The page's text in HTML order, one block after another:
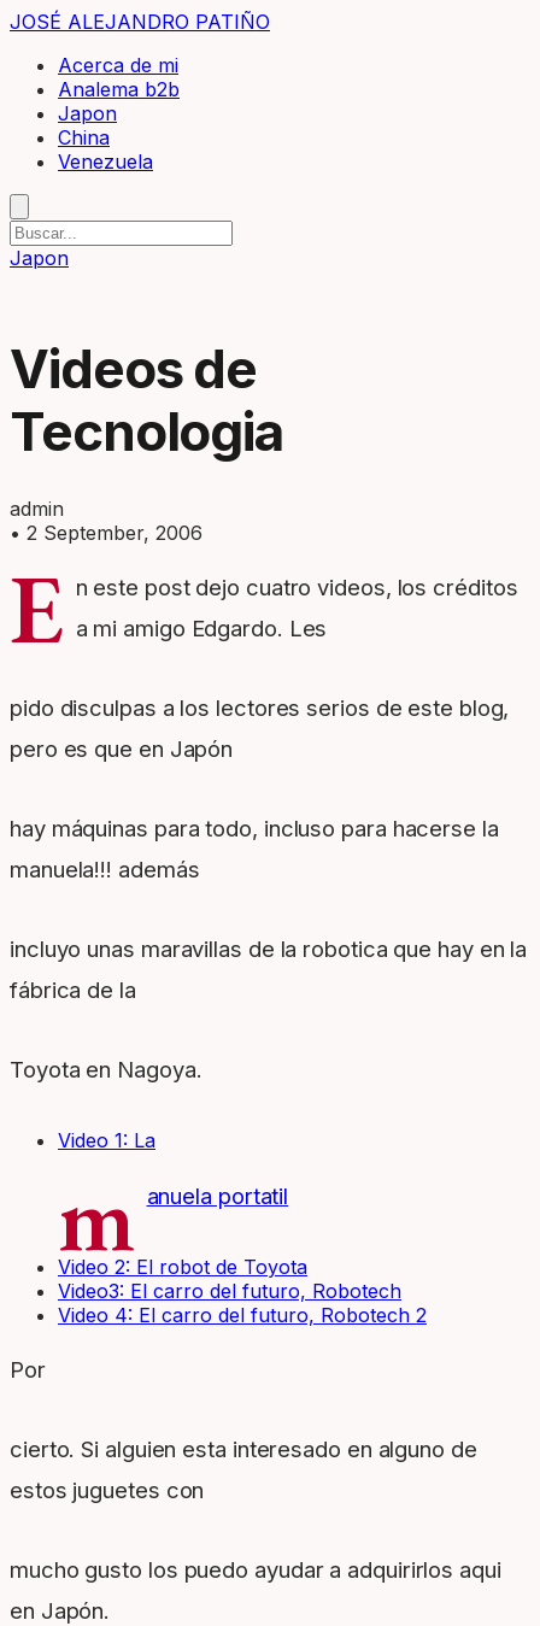
JOSÉ ALEJANDRO PATIÑO
Acerca de mi
Analema b2b
Japon
China
Venezuela
Japon
Videos de
Tecnologia
admin
• 2 September, 2006
E n este post dejo cuatro videos, los créditos
a mi amigo Edgardo. Les
pido disculpas a los lectores serios de este blog,
pero es que en Japón
hay máquinas para todo, incluso para hacerse la
manuela!!! además
incluyo unas maravillas de la robotica que hay en la
fábrica de la
Toyota en Nagoya.
Video 1: La
m anuela portatil
Video 2: El robot de Toyota
Video3: El carro del futuro, Robotech
Video 4: El carro del futuro, Robotech 2
Por
cierto. Si alguien esta interesado en alguno de
estos juguetes con
mucho gusto los puedo ayudar a adquirirlos aqui
en Japón.